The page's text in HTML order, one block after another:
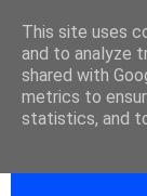
This site uses
and to analyze
shared with
metrics to
statistics, and